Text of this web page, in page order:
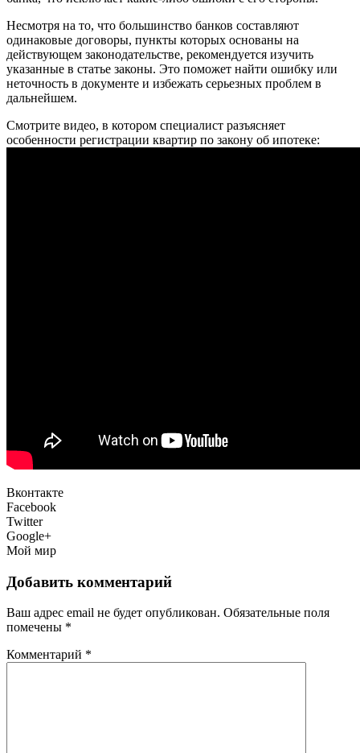
Несмотря на то, что большинство банков составляют
одинаковые договоры, пункты которых основаны на
действующем законодательстве, рекомендуется изучить
указанные в статье законы. Это поможет найти ошибку или
неточность в документе и избежать серьезных проблем в
дальнейшем.
Смотрите видео, в котором специалист разъясняет
особенности регистрации квартир по закону об ипотеке:
Вконтакте
Facebook
Twitter
Google+
Мой мир
Добавить комментарий
Ваш адрес email не будет опубликован. Обязательные поля
помечены *
Комментарий *